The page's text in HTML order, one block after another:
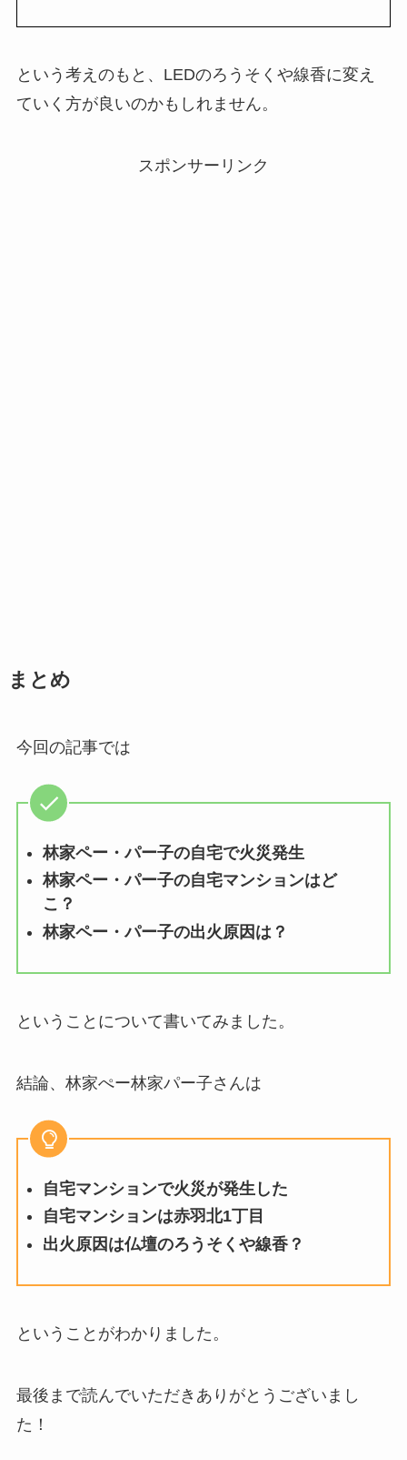
という考えのもと、LEDのろうそくや線香に変え
ていく方が良いのかもしれません。
スポンサーリンク
まとめ
今回の記事では
林家ペー・パー子の自宅で火災発生
林家ペー・パー子の自宅マンションはど
こ？
林家ペー・パー子の出火原因は？
ということについて書いてみました。
結論、林家ぺー林家パー子さんは
自宅マンションで火災が発生した
自宅マンションは赤羽北1丁目
出火原因は仏壇のろうそくや線香？
ということがわかりました。
最後まで読んでいただきありがとうございまし
た！